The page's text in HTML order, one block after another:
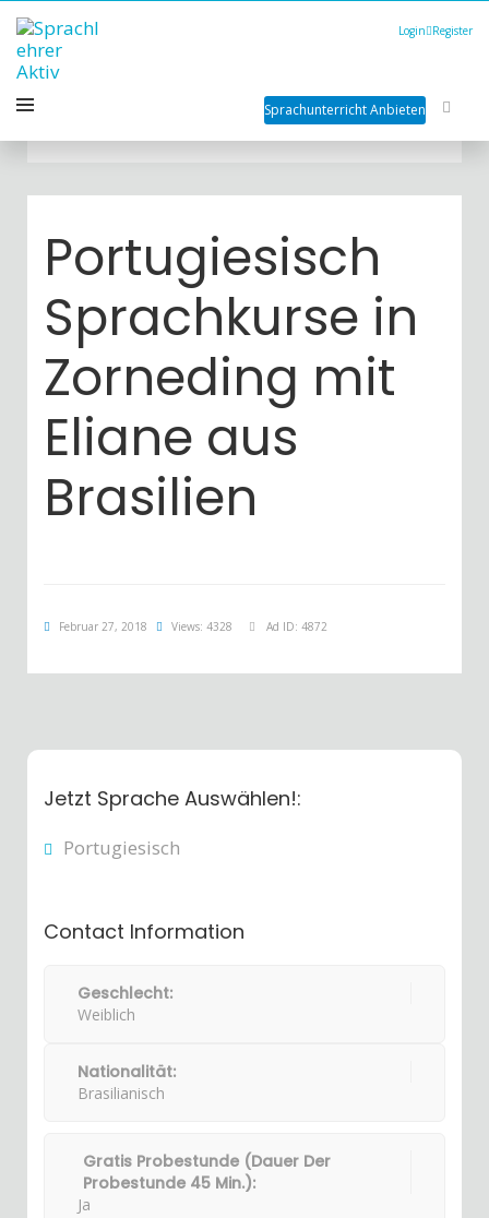
Login Register
Sprachunterricht Anbieten
Portugiesisch
Sprachkurse in
Zorneding mit
Eliane aus
Brasilien
Februar 27, 2018 Views: 4328 Ad ID: 4872
Jetzt Sprache Auswählen!:
Portugiesisch
Contact Information
Geschlecht:
Weiblich
Nationalität:
Brasilianisch
Gratis Probestunde (Dauer Der
Probestunde 45 Min.):
Ja